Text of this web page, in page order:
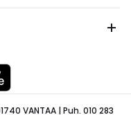
VANTAA | Puh. 010 283